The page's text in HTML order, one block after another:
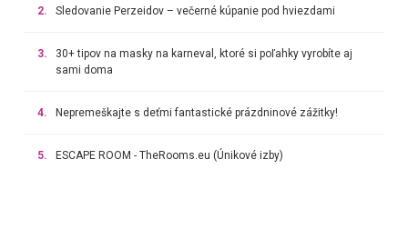
2. Sledovanie Perzeidov – večerné kúpanie pod hviezdami
3.
30+ tipov na masky na karneval, ktoré si poľahky vyrobíte aj
sami doma
4. Nepremeškajte s deťmi fantastické prázdninové zážitky!
5. ESCAPE ROOM - TheRooms.eu (Únikové izby)